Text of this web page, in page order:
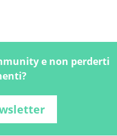
e non perderti